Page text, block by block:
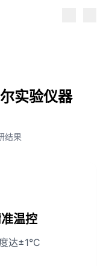
实验仪器
结果
温控
达±1°C